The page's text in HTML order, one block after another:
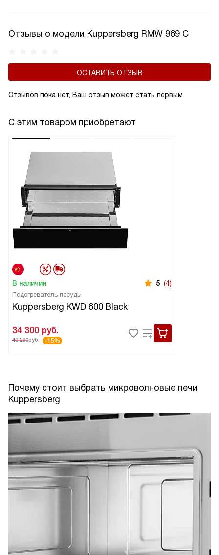
Отзывы о модели Kuppersberg RMW 969 C
ОСТАВИТЬ ОТЗЫВ
Отзывов пока нет, Ваш отзыв может стать первым.
С этим товаром приобретают
В наличии 5 (4)
Подогреватель посуды
Kuppersberg KWD 600 Black
34 300 руб.
40 290руб. -15%
Почему стоит выбрать микроволновые печи
Kuppersberg